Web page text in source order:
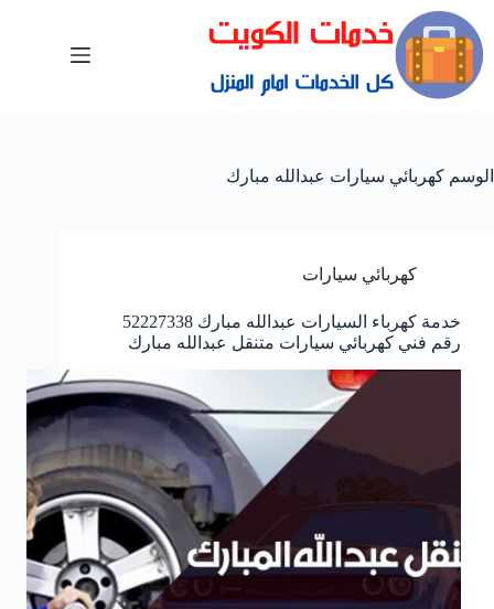
الوسم كهربائي سيارات عبدالله مبارك
كهربائي سيارات
خدمة كهرباء السيارات عبدالله مبارك 52227338
رقم فني كهربائي سيارات متنقل عبدالله مبارك